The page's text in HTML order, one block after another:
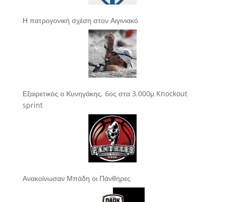
Η πατρογονική σχέση στον Αιγινιακό
Εξαιρετικός ο Κυνηγάκης, 6ος στα 3.000μ Knockout
sprint
Ανακοίνωσαν Μπάδη οι Πάνθηρες